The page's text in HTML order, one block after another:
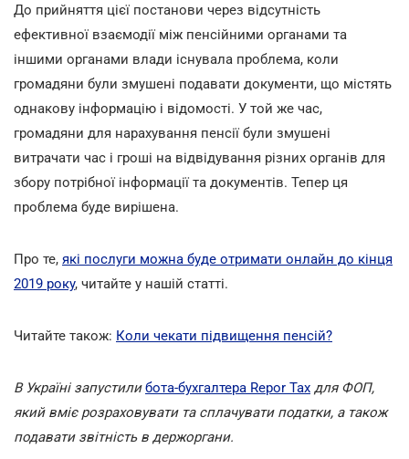
До прийняття цієї постанови через відсутність
ефективної взаємодії між пенсійними органами та
іншими органами влади існувала проблема, коли
громадяни були змушені подавати документи, що містять
однакову інформацію і відомості. У той же час,
громадяни для нарахування пенсії були змушені
витрачати час і гроші на відвідування різних органів для
збору потрібної інформації та документів. Тепер ця
проблема буде вирішена.
Про те, які послуги можна буде отримати онлайн до кінця
2019 року, читайте у нашій статті.
Читайте також: Коли чекати підвищення пенсій?
В Україні запустилибота-бухгалтера Repor Tax для ФОП,
який вміє розраховувати та сплачувати податки, а також
подавати звітність в держоргани.